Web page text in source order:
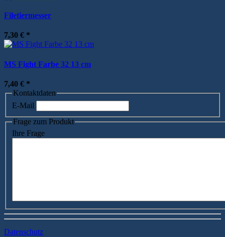
Filetiermesser
7,30 € *
MS Fight Farbe 32 13 cm
7,40 € *
Kontaktdaten
E-Mail
Frage zum Produkt
Ihre Frage
Datenschutz